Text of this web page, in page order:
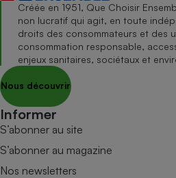
Créée en 1951, Que Choisir
non lucratif qui agit, en toute
droits des consommateurs et des
consommation responsable,
enjeux sanitaires, sociétaux et
Nous découvrir
Informer
S’abonner au site
S’abonner au magazine
Nos newsletters